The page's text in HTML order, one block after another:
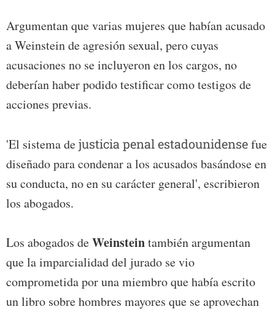
Argumentan que varias mujeres que habían acusado
a Weinstein de agresión sexual, pero cuyas
acusaciones no se incluyeron en los cargos, no
deberían haber podido testificar como testigos de
acciones previas.
'El sistema dejusticia penal estadounidensefue
diseñado para condenar a los acusados basándose en
su conducta, no en su carácter general', escribieron
los abogados.
Los abogados deWeinsteintambién argumentan
que la imparcialidad del jurado se vio
comprometida por una miembro que había escrito
un libro sobre hombres mayores que se aprovechan